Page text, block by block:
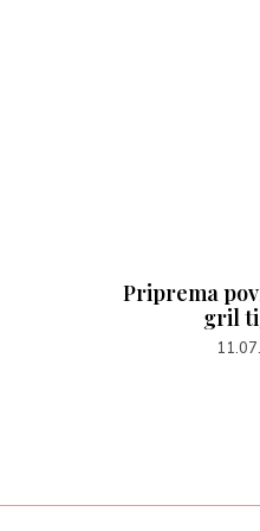
Priprema
gril